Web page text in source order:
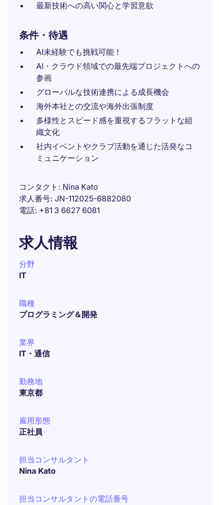
最新技術への高い関心と学習意欲
条件・待遇
AI未経験でも挑戦可能！
AI・クラウド領域での最先端プロジェクトへの
参画
グローバルな技術連携による成長機会
海外本社との交流や海外出張制度
多様性とスピード感を重視するフラットな組
織文化
社内イベントやクラブ活動を通じた活発なコ
ミュニケーション
コンタクト
Nina Kato
求人番号 JN-112025-6882080
電話 +81 3 6627 6081
求人情報
分野
IT
職種
プログラミング＆開発
業界
IT・通信
勤務地
東京都
雇用形態
正社員
担当コンサルタント
Nina Kato
担当コンサルタントの電話番号